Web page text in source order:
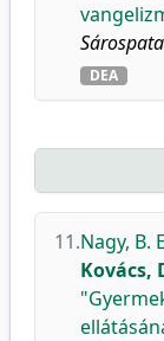
DEA
11.Nagy, B.
Kovács,